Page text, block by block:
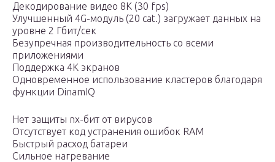
Декодирование видео 8K (30 fps)
Улучшенный 4G-модуль (20 cat.) загружает данных на
уровне 2 Гбит/сек
Безупречная производительность со всеми
приложениями
Поддержка 4К экранов
Одновременное использование кластеров благодаря
функции DinamIQ
Нет защиты nx-бит от вирусов
Отсутствует код устранения ошибок RAM
Быстрый расход батареи
Сильное нагревание